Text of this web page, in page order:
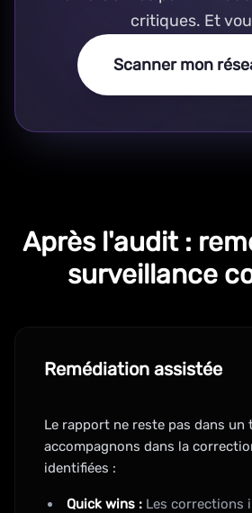
critiques. Et
Scanner mon
Après l'audit :
surveillance
Remédiation assistée
Le rapport ne reste pas dans un
accompagnons dans la
identifiées :
Quick wins : Les corrections